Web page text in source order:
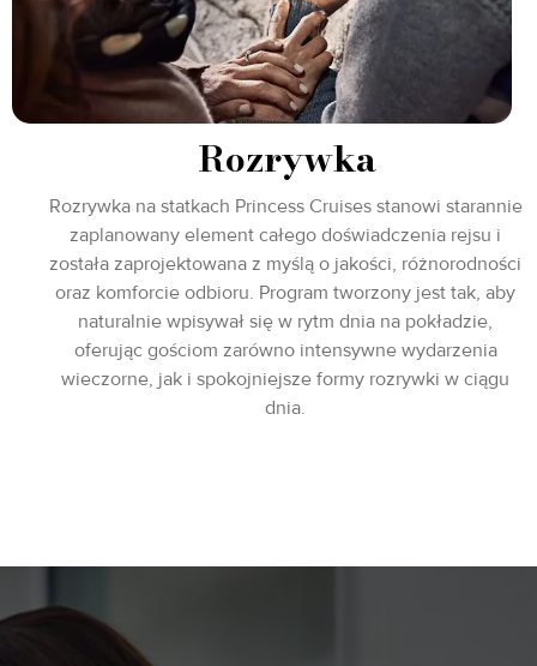
Rozrywka
Rozrywka na statkach Princess Cruises stanowi starannie
zaplanowany element całego doświadczenia rejsu i
została zaprojektowana z myślą o jakości, różnorodności
oraz komforcie odbioru. Program tworzony jest tak, aby
naturalnie wpisywał się w rytm dnia na pokładzie,
oferując gościom zarówno intensywne wydarzenia
wieczorne, jak i spokojniejsze formy rozrywki w ciągu
dnia.